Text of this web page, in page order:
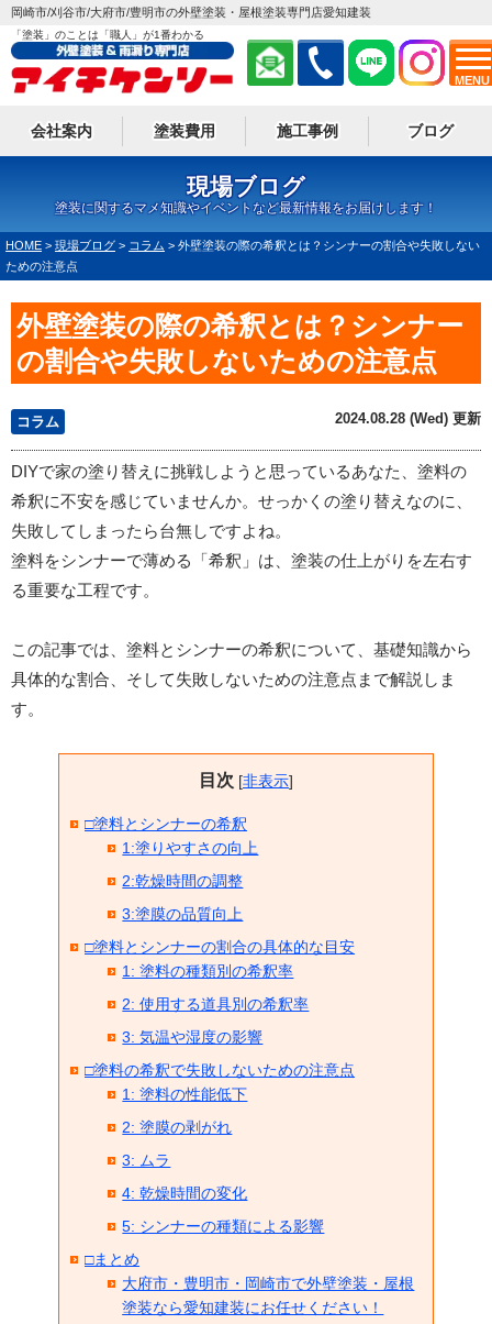
MENU
岡崎市/刈谷市/大府市/豊明市の外壁塗装・屋根塗装専門店愛知建装
「塗装」のことは「職人」が1番わかる
会社案内 塗装費用 施工事例 ブログ
現場ブログ
塗装に関するマメ知識やイベントなど最新情報をお届けします！
HOME > 現場ブログ > コラム > 外壁塗装の際の希釈とは？シンナーの割合や失敗しない
ための注意点
外壁塗装の際の希釈とは？シンナー
の割合や失敗しないための注意点
コラム 2024.08.28 (Wed) 更新
DIYで家の塗り替えに挑戦しようと思っているあなた、塗料の
希釈に不安を感じていませんか。せっかくの塗り替えなのに、
失敗してしまったら台無しですよね。
塗料をシンナーで薄める「希釈」は、塗装の仕上がりを左右す
る重要な工程です。
この記事では、塗料とシンナーの希釈について、基礎知識から
具体的な割合、そして失敗しないための注意点まで解説しま
す。
目次 [非表示]
□塗料とシンナーの希釈
1:塗りやすさの向上
2:乾燥時間の調整
3:塗膜の品質向上
□塗料とシンナーの割合の具体的な目安
1: 塗料の種類別の希釈率
2: 使用する道具別の希釈率
3: 気温や湿度の影響
□塗料の希釈で失敗しないための注意点
1: 塗料の性能低下
2: 塗膜の剥がれ
3: ムラ
4: 乾燥時間の変化
5: シンナーの種類による影響
□まとめ
大府市・豊明市・岡崎市で外壁塗装・屋根
塗装なら愛知建装にお任せください！